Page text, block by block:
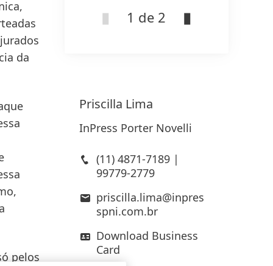
da
pelos
1 de 2
Priscilla Lima
InPress Porter Novelli
(11) 4871-7189 |
99779-2779
priscilla.lima@inpres
spni.com.br
Download Business
Card